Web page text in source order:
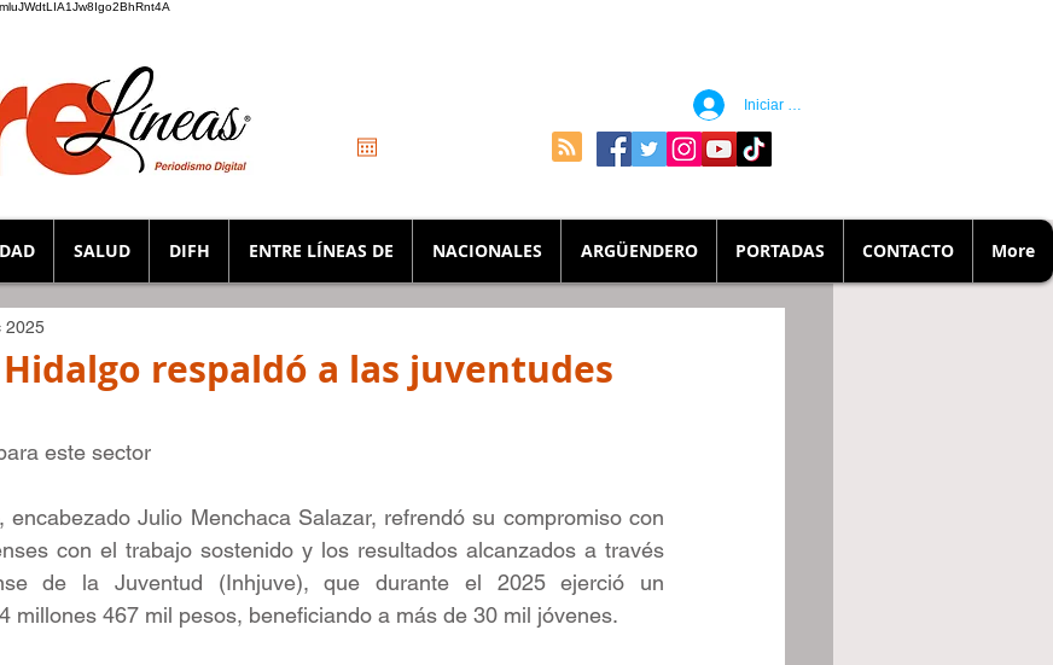
Iniciar sesión
SALUD DIFH ENTRE LÍNEAS DE NACIONALES ARGÜENDERO PORTADAS CONTACTO More
respaldó a las juventudes
2025
este sector
encabezado Julio Menchaca Salazar, refrendó su compromiso con
con el trabajo sostenido y los resultados alcanzados a través
de la Juventud (Inhjuve), que durante el 2025 ejerció un
millones 467 mil pesos, beneficiando a más de 30 mil jóvenes.